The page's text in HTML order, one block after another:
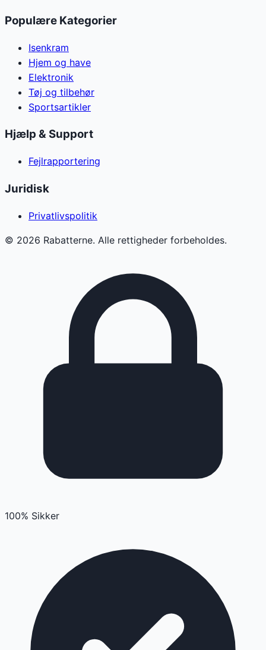
Populære Kategorier
Isenkram
Hjem og have
Elektronik
Tøj og tilbehør
Sportsartikler
Hjælp & Support
Fejlrapportering
Juridisk
Privatlivspolitik
© 2026 Rabatterne. Alle rettigheder forbeholdes.
100% Sikker